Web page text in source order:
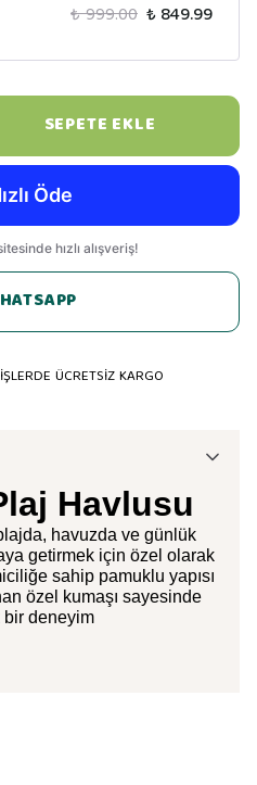
₺ 999.00 ₺ 849.99
SEPETE EKLE
ÜCRETSİZ KARGO
Havlusu
havuzda ve günlük
getirmek için özel olarak
sahip pamuklu yapısı
özel kumaşı sayesinde
bir deneyim